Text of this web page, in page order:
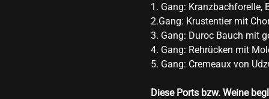
1. Gang: Kranzbachforelle,
2.Gang: Krustentier mit
3. Gang: Duroc Bauch mit
4. Gang: Rehrücken mit
5. Gang: Cremeaux von
Diese Ports bzw. Weine